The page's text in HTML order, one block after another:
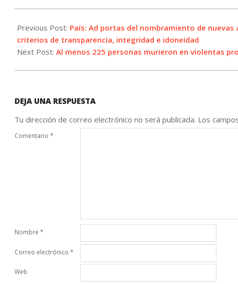
01-
14
Previous Post: País: Ad portas del nombramiento de
criterios de transparencia, integridad e idoneidad
Next Post: Al menos 225 personas murieron en violentas
DEJA UNA RESPUESTA
Tu dirección de correo electrónico no será publicada. Los
Comentario *
Nombre *
Correo electrónico *
Web